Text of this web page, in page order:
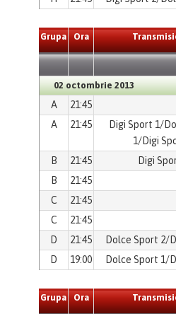
Grupa Ora
02 octombrie 2013
A
21:45
A
21:45
Digi Sport 1/
1/Digi
B
21:45
Digi
B
21:45
C
21:45
C
21:45
D
21:45
Dolce Sport 2/
D
19:00 Dolce Sport 1/
Grupa Ora